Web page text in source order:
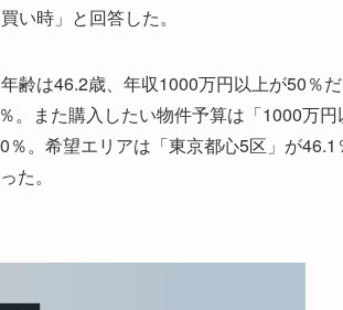
い時」と回答した。
齢は46.2歳、年収1000万円以上が50％
。また購入したい物件予算は「1000万
％。希望エリアは「東京都心5区」が
た。